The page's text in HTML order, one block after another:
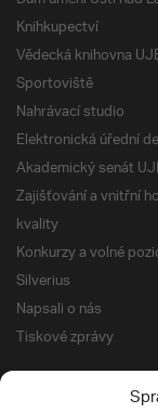
Knihkupectví
Vědecká knihovna
Sportoviště
Nahrávací studio
Elektronická úřední
Akademický senát
Zajišťování a vnitřní
kvality
Konkurzy a volné
Silverius
Napsali o nás
Tiskové zprávy